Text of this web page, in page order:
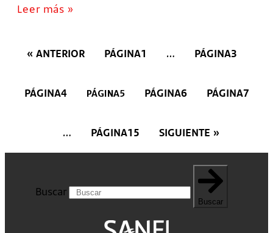
Leer más »
« ANTERIOR PÁGINA1 … PÁGINA3
PÁGINA4 PÁGINA5 PÁGINA6 PÁGINA7
… PÁGINA15 SIGUIENTE »
Buscar
Buscar